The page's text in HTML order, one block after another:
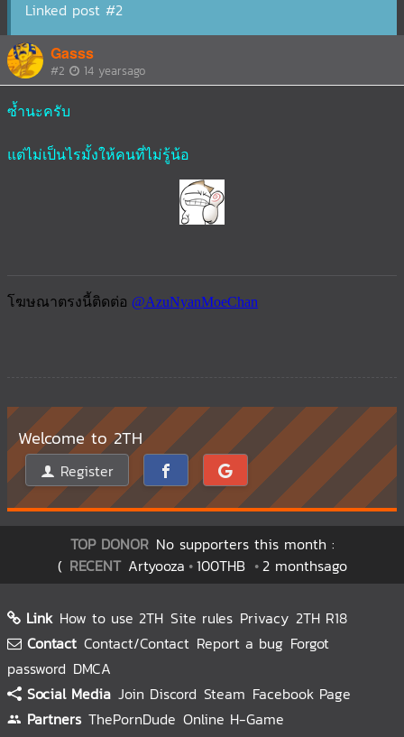
Linked post #2
Gasss
#2 14 yearsago
ซ้ำนะครับ
แต่ไม่เป็นไรมั้งให้คนที่ไม่รู้น้อ
Welcome to 2TH
Register
TOP DONOR No supporters this month :
( RECENT Artyooza 100THB 2 monthsago
Link How to use 2TH Site rules Privacy 2TH R18
Contact Contact/Contact Report a bug Forgot
password DMCA
Social Media Join Discord Steam Facebook Page
Partners ThePornDude Online H-Game